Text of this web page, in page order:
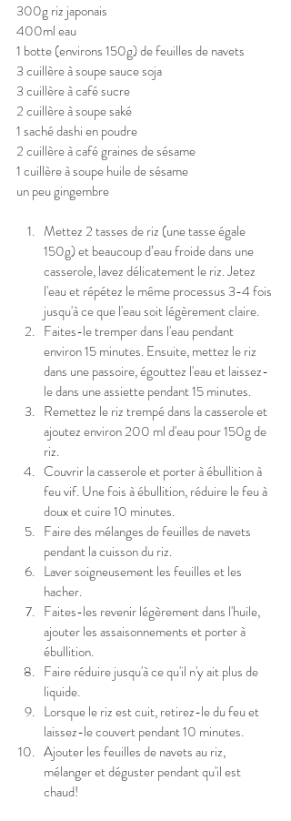
300g riz japonais
400ml eau
1 botte (environs 150g) de feuilles de navets
3 cuillère à soupe sauce soja
3 cuillère à café sucre
2 cuillère à soupe saké
1 saché dashi en poudre
2 cuillère à café graines de sésame
1 cuillère à soupe huile de sésame
un peu gingembre
Mettez 2 tasses de riz (une tasse égale
150g) et beaucoup d’eau froide dans une
casserole, lavez délicatement le riz. Jetez
l'eau et répétez le même processus 3-4 fois
jusqu'à ce que l'eau soit légèrement claire.
Faites-le tremper dans l'eau pendant
environ 15 minutes. Ensuite, mettez le riz
dans une passoire, égouttez l'eau et laissez-
le dans une assiette pendant 15 minutes.
Remettez le riz trempé dans la casserole et
ajoutez environ 200 ml d'eau pour 150g de
riz.
Couvrir la casserole et porter à ébullition à
feu vif. Une fois à ébullition, réduire le feu à
doux et cuire 10 minutes.
Faire des mélanges de feuilles de navets
pendant la cuisson du riz.
Laver soigneusement les feuilles et les
hacher.
Faites-les revenir légèrement dans l'huile,
ajouter les assaisonnements et porter à
ébullition.
Faire réduire jusqu'à ce qu'il n'y ait plus de
liquide.
Lorsque le riz est cuit, retirez-le du feu et
laissez-le couvert pendant 10 minutes.
Ajouter les feuilles de navets au riz,
mélanger et déguster pendant qu'il est
chaud!